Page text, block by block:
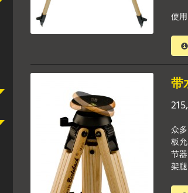
使
带
众
板
节
架